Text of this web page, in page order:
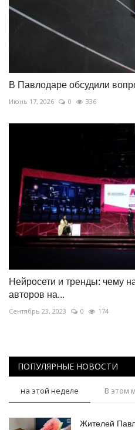
В Павлодаре обсудили
Июнь 17, 2026 0 336
Нейросети и тренды: чему
авторов на...
Сентябрь 23, 2023 0 174
ПОПУЛЯРНЫЕ НОВОСТИ
на этой неделе В этом
Жителей